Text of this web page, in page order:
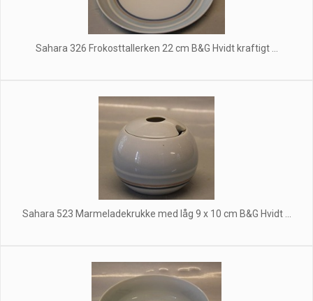
Sahara 326 Frokosttallerken 22 cm B&G Hvidt kraftigt ...
Sahara 523 Marmeladekrukke med låg 9 x 10 cm B&G Hvidt ...